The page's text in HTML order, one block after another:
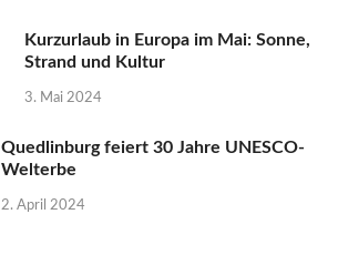
Kurzurlaub in Europa im Mai: Sonne,
Strand und Kultur
3. Mai 2024
Quedlinburg feiert 30 Jahre UNESCO-
Welterbe
2. April 2024